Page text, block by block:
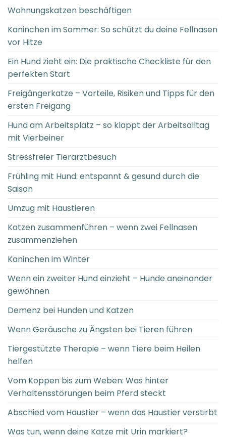
Wohnungskatzen beschäftigen
Kaninchen im Sommer: So schützt du deine Fellnasen
vor Hitze
Ein Hund zieht ein: Die praktische Checkliste für den
perfekten Start
Freigängerkatze – Vorteile, Risiken und Tipps für den
ersten Freigang
Hund am Arbeitsplatz – so klappt der Arbeitsalltag
mit Vierbeiner
Stressfreier Tierarztbesuch
Frühling mit Hund: entspannt & gesund durch die
Saison
Umzug mit Haustieren
Katzen zusammenführen – wenn zwei Fellnasen
zusammenziehen
Kaninchen im Winter
Wenn ein zweiter Hund einzieht – Hunde aneinander
gewöhnen
Demenz bei Hunden und Katzen
Wenn Geräusche zu Ängsten bei Tieren führen
Tiergestützte Therapie – wenn Tiere beim Heilen
helfen
Vom Koppen bis zum Weben: Was hinter
Verhaltensstörungen beim Pferd steckt
Abschied vom Haustier – wenn das Haustier verstirbt
Was tun, wenn deine Katze mit Urin markiert?